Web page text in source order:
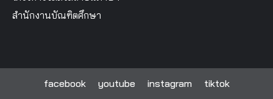
สำนักงานบัณฑิตศึกษา
facebook youtube instagram tiktok